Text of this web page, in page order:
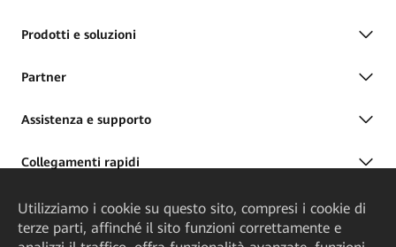
Prodotti e soluzioni
Partner
Assistenza e supporto
Collegamenti rapidi
Utilizziamo i cookie su questo sito, compresi i cookie di
terze parti, affinché il sito funzioni correttamente e